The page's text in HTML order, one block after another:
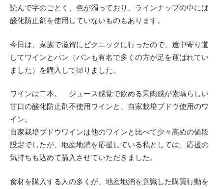
読んで字のごとく、色が濁っており、ラインナップの中には
酸化防止剤を使用していないものもあります。
今日は、家族で滋賀にピクニックに行ったので、途中寄り道
してワインとパン（パンも有名で多くの方が足を運ばれてい
ました）を購入して帰りました。
ワインは二本。 ジュース感覚で飲める果肉感が素晴らしい
甘口の酸化防止剤不使用ワインと、自家栽培ブドウ使用のワ
イン。
自家栽培ブドウワインは他のワインと比べて少々高めの値段
設定でしたが、地産地消を応援している私としては、応援の
気持ちも込めて購入させていただきました。
食材を購入する人の多くが、地産地消を意識した購買行動を